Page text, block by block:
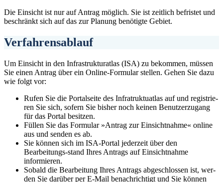
Die Einsicht ist nur auf Antrag möglich. Sie ist zeitlich befristet und
beschränkt sich auf das zur Planung benötigte Gebiet.
Verfahrensablauf
Um Einsicht in den Infrastrukturatlas (ISA) zu bekommen, müssen
Sie einen Antrag über ein Online-Formular stellen. Gehen Sie dazu
wie folgt vor:
Rufen Sie die Portalseite des Infratruktuatlas auf und registrie-
ren Sie sich, sofern Sie bisher noch keinen Benutzerzugang
für das Portal besitzen.
Füllen Sie das Formular »Antrag zur Einsichtnahme« online
aus und senden es ab.
Sie können sich im ISA-Portal jederzeit über den
Bearbeitungs-stand Ihres Antrags auf Einsichtnahme
informieren.
Sobald die Bearbeitung Ihres Antrags abgeschlossen ist, wer-
den Sie darüber per E-Mail benachrichtigt und Sie können